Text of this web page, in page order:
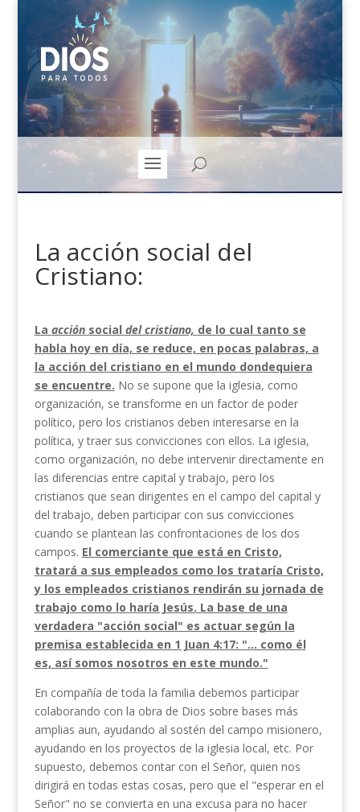
La acción social del
Cristiano:
La acción social del cristiano, de lo cual tanto se
habla hoy en día, se reduce, en pocas palabras, a
la acción del cristiano en el mundo dondequiera
se en­cuentre. No se supone que la iglesia, como
organi­zación, se transforme en un factor de poder
político, pero los cristianos deben interesarse en la
política, y traer sus convicciones con ellos. La iglesia,
como organización, no debe intervenir directamente en
las diferencias entre capital y trabajo, pero los
cristianos que sean dirigentes en el campo del capital y
del trabajo, deben participar con sus convicciones
cuando se plantean las confrontaciones de los dos
campos. El comerciante que está en Cristo,
tratará a sus empleados como los trataría Cristo,
y los em­pleados cristianos rendirán su jornada de
trabajo como lo haría Jesús. La base de una
verdadera "ac­ción social" es actuar según la
premisa establecida en 1 Juan 4:17: "… como él
es, así somos nosotros en este mundo."
En compañía de toda la familia debemos participar
colaborando con la obra de Dios sobre bases más
amplias aun, ayudando al sostén del campo misione­ro,
ayudando en los proyectos de la iglesia local, etc. Por
supuesto, debemos contar con el Señor, quien nos
dirigirá en todas estas cosas, pero que el "esperar en el
Señor" no se convierta en una excusa para no hacer